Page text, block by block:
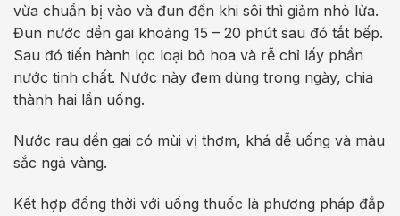
vừa chuẩn bị vào và đun đến khi sôi thì giảm nhỏ lửa.
Đun nước dền gai khoảng 15 – 20 phút sau đó tắt bếp.
Sau đó tiến hành lọc loại bỏ hoa và rễ chỉ lấy phần
nước tinh chất. Nước này đem dùng trong ngày, chia
thành hai lần uống.
Nước rau dền gai có mùi vị thơm, khá dễ uống và màu
sắc ngả vàng.
Kết hợp đồng thời với uống thuốc là phương pháp đắp